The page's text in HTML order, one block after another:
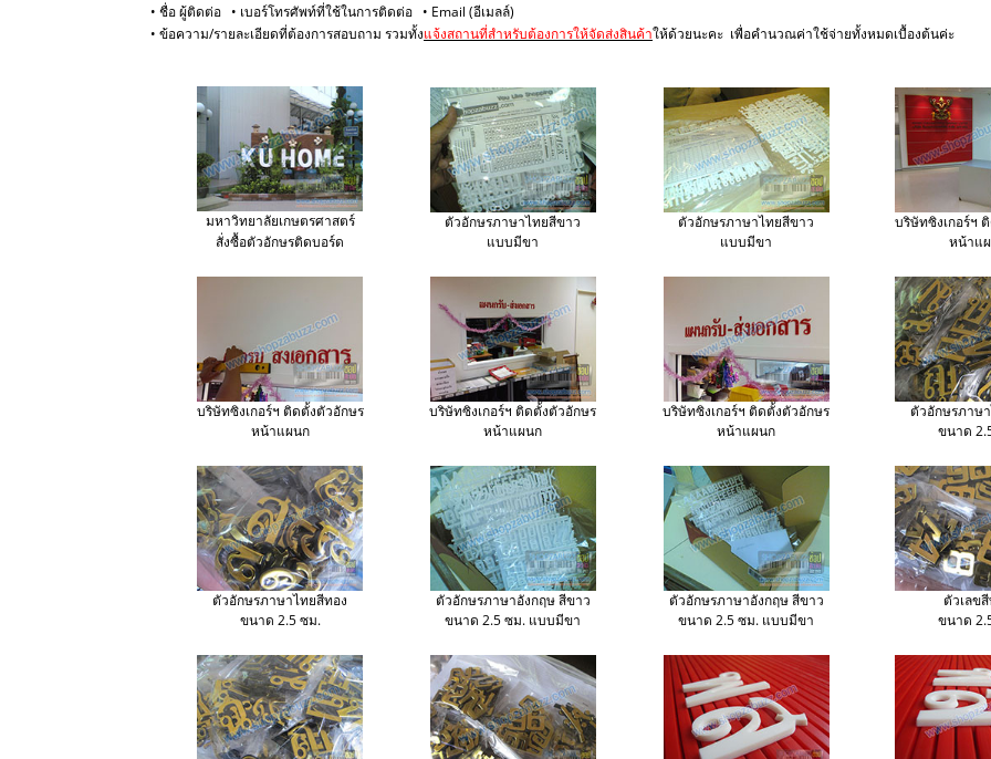
• ชื่อ ผู้ติดต่อ • เบอร์โทรศัพท์ที่ใช้ในการติดต่อ • Email (อีเมลล์)
• ข้อความ/รายละเอียดที่ต้องการสอบถาม รวมทั้งแจ้งสถานที่สำหรับต้องการให้จัดส่งสินค้าให้ด้วยนะคะ เพื่อคำนวณค่าใช้จ่ายทั้งหมดเบื้องต้นค่ะ
มหาวิทยาลัยเกษตรศาสตร์
สั่งซื้อตัวอักษรติดบอร์ด
ตัวอักษรภาษาไทยสีขาว
แบบมีขา
ตัวอักษรภาษาไทยสีขาว
แบบมีขา
บริษัทซิงเกอร์ฯ
หน้าแ
บริษัทซิงเกอร์ฯ ติดตั้งตัวอักษร
หน้าแผนก
บริษัทซิงเกอร์ฯ ติดตั้งตัวอักษร
หน้าแผนก
บริษัทซิงเกอร์ฯ ติดตั้งตัวอักษร
หน้าแผนก
ตัวอักษรภาษ
ขนาด
ตัวอักษรภาษาไทยสีทอง
ขนาด 2.5 ซม.
ตัวอักษรภาษาอังกฤษ สีขาว
ขนาด 2.5 ซม. แบบมีขา
ตัวอักษรภาษาอังกฤษ สีขาว
​ขนาด 2.5 ซม. แบบมีขา
ตัวเลข
ขนาด